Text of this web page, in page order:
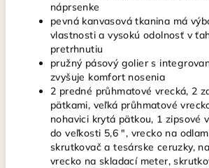
náprsenke
pevná kanvasová tkanina má
vlastnosti a vysokú odolnosť v
pretrhnutiu
pružný pásový golier s
zvyšuje komfort nosenia
2 predné průhmatové vrecká, 2
pätkami, veľká průhmatové
nohavici krytá pätkou, 1 zipsové
do veľkosti 5,6 ", vrecko na
skrutkovač a tesárske ceruzky,
vrecko na skladací meter,